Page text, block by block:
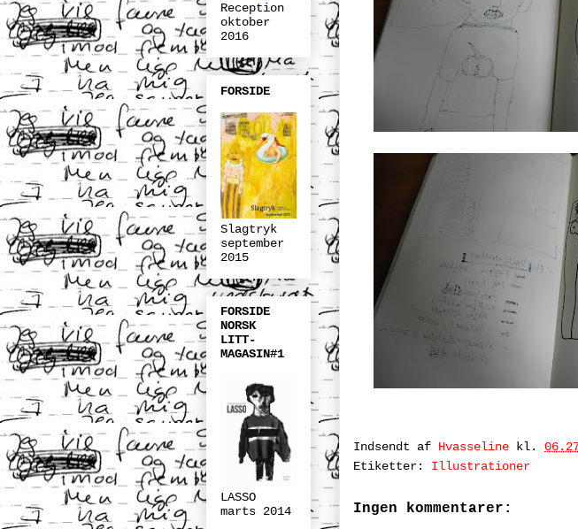
Indsendt af Hvasseline kl.
Etiketter: Illustrationer
Ingen kommentarer:
Reception
oktober
2016
FORSIDE
Slagtryk
september
2015
FORSIDE
NORSK
LITT-
MAGASIN#1
LASSO
marts 2014